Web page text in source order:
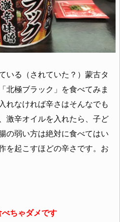
いる（されていた？）蒙古タ
北極ブラック」を食べてみま
れなければ辛さはそんなでも
激辛オイルを入れたら、子ど
の弱い方は絶対に食べてはい
を起こすほどの辛さです。お
ちゃダメです